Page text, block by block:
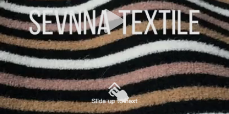
VISITE
D'USINE
CONTRÔLE
DE
QUALITÉ